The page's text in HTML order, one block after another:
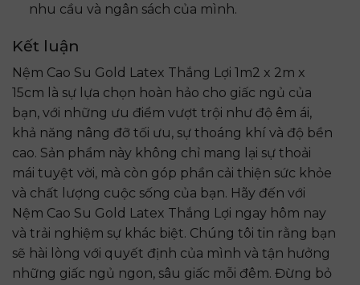
nhu cầu và ngân sách của mình.
Kết luận
Nệm Cao Su Gold Latex Thắng Lợi 1m2 x 2m x
15cm là sự lựa chọn hoàn hảo cho giấc ngủ của
bạn, với những ưu điểm vượt trội như độ êm ái,
khả năng nâng đỡ tối ưu, sự thoáng khí và độ bền
cao. Sản phẩm này không chỉ mang lại sự thoải
mái tuyệt vời, mà còn góp phần cải thiện sức khỏe
và chất lượng cuộc sống của bạn. Hãy đến với
Nệm Cao Su Gold Latex Thắng Lợi ngay hôm nay
và trải nghiệm sự khác biệt. Chúng tôi tin rằng bạn
sẽ hài lòng với quyết định của mình và tận hưởng
những giấc ngủ ngon, sâu giấc mỗi đêm. Đừng bỏ